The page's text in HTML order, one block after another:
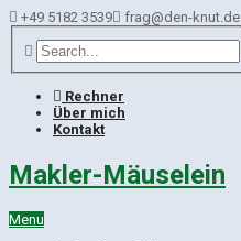
+49 5182 3539 frag@den-knut.de
Rechner
Über mich
Kontakt
Makler-Mäuselein
Menu